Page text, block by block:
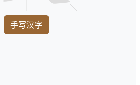
手写汉字